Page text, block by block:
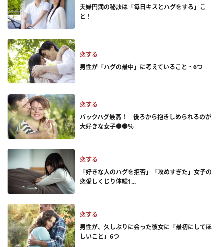
夫婦円満の秘訣は「毎日キスとハグをする」こ
と！
恋する
男性が「ハグの最中」に考えていること・6つ
恋する
バックハグ最高！ 後ろから抱きしめられるのが
大好きな女子●●％
恋する
「好きな人のハグを拒否」「攻めすぎた」女子の
恋愛しくじり体験1...
恋する
男性が、久しぶりに会った彼女に「最初にしてほ
しいこと」6つ